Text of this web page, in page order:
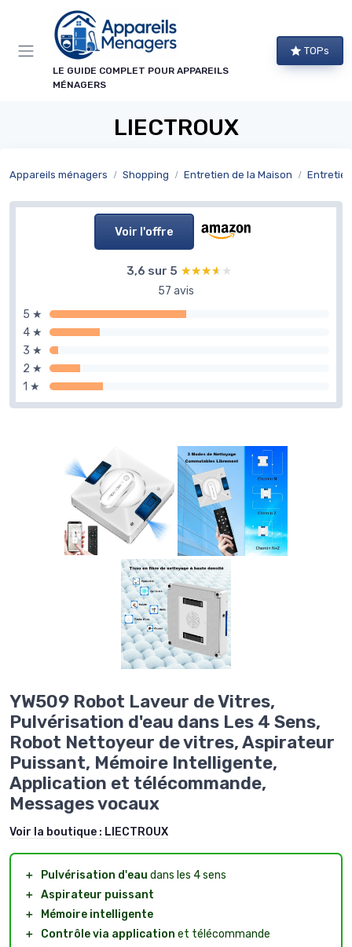
LE GUIDE COMPLET POUR APPAREILS
MÉNAGERS
TOPs
LIECTROUX
Appareils ménagers Shopping Entretien de la Maison
Voir l'offre
3,6 sur 5 ★★★★★
★★★★★
57 avis
5 ★
4 ★
3 ★
2 ★
1 ★
YW509 Robot Laveur de Vitres,
Pulvérisation d'eau dans Les 4 Sens,
Robot Nettoyeur de vitres, Aspirateur
Puissant, Mémoire Intelligente,
Application et télécommande,
Messages vocaux
Voir la boutique : LIECTROUX
＋ Pulvérisation d'eau dans les 4 sens
＋ Aspirateur puissant
＋
Mémoire intelligente
＋
Contrôle via application et télécommande
Panneau de gestion des cookies